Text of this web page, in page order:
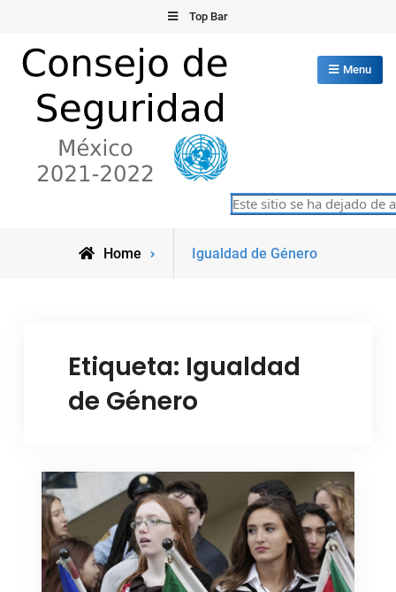
content
Top Bar
Consejo de Seguridad de las
Naciones Unidas
Menu
Este sitio se ha dejado de
Home
Posts
Igualdad de Género
Etiqueta: Igualdad
de Género